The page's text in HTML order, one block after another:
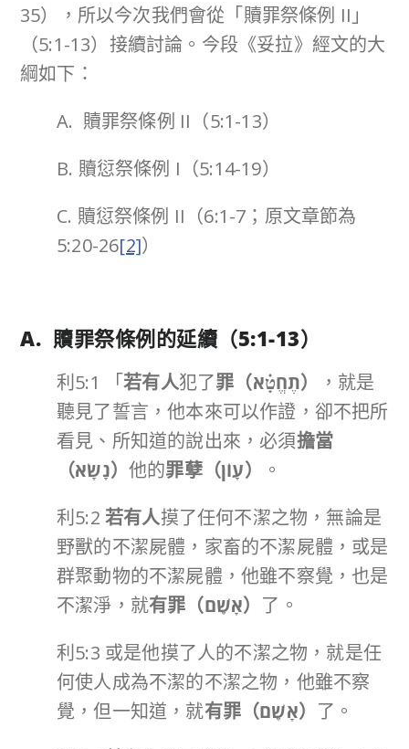
35），所以今次我們會從「贖罪祭條例 II」
（5:1-13）接續討論。今段《妥拉》經文的大
綱如下：
A. 贖罪祭條例 II（5:1-13）
B. 贖愆祭條例 I（5:14-19）
C. 贖愆祭條例 II（6:1-7；原文章節為
5:20-26[2]）
A. 贖罪祭條例的延續（5:1-13）
利5:1 「若有人犯了罪（תֶחֱטָ֗א）
，就是
聽見了誓言，他本來可以作證，卻不把所
看見、所知道的說出來，必須擔當
（נָשָׂא）他的罪孽（עָוֹן）
。
利5:2 若有人摸了任何不潔之物，無論是
野獸的不潔屍體，家畜的不潔屍體，或是
群聚動物的不潔屍體，他雖不察覺，也是
不潔淨，就有罪（אָשֵֽׁם） 了。
利5:3 或是他摸了人的不潔之物，就是任
何使人成為不潔的不潔之物，他雖不察
覺，但一知道，就有罪（אָשֵֽׁם） 了。